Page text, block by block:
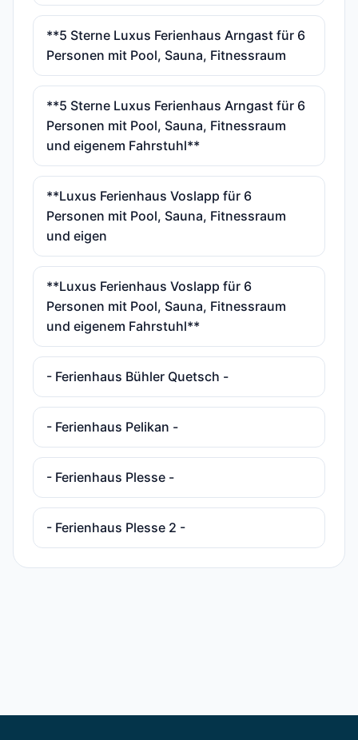
**5 Sterne Luxus Ferienhaus Arngast für 6
Personen mit Pool, Sauna, Fitnessraum
**5 Sterne Luxus Ferienhaus Arngast für 6
Personen mit Pool, Sauna, Fitnessraum
und eigenem Fahrstuhl**
**Luxus Ferienhaus Voslapp für 6
Personen mit Pool, Sauna, Fitnessraum
und eigen
**Luxus Ferienhaus Voslapp für 6
Personen mit Pool, Sauna, Fitnessraum
und eigenem Fahrstuhl**
- Ferienhaus Bühler Quetsch -
- Ferienhaus Pelikan -
- Ferienhaus Plesse -
- Ferienhaus Plesse 2 -